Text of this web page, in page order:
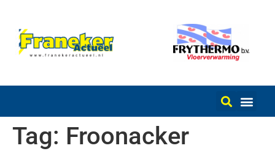
Tag: Froonacker